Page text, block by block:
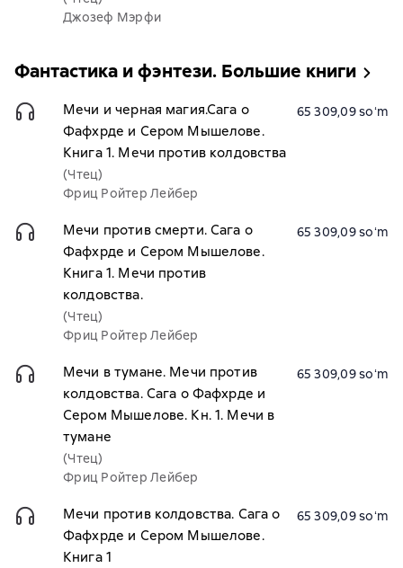
Джозеф Мэрфи
Фантастика и фэнтези. Большие книги
Мечи и черная магия.Сага о
Фафхрде и Сером Мышелове.
Книга 1. Мечи против колдовства
(Чтец)
Фриц Ройтер Лейбер
65 309,09 soʻm
Мечи против смерти. Сага о
Фафхрде и Сером Мышелове.
Книга 1. Мечи против
колдовства.
(Чтец)
Фриц Ройтер Лейбер
65 309,09 soʻm
Мечи в тумане. Мечи против
колдовства. Сага о Фафхрде и
Сером Мышелове. Кн. 1. Мечи в
тумане
(Чтец)
Фриц Ройтер Лейбер
65 309,09 soʻm
Мечи против колдовства. Сага о
Фафхрде и Сером Мышелове.
Книга 1
65 309,09 soʻm